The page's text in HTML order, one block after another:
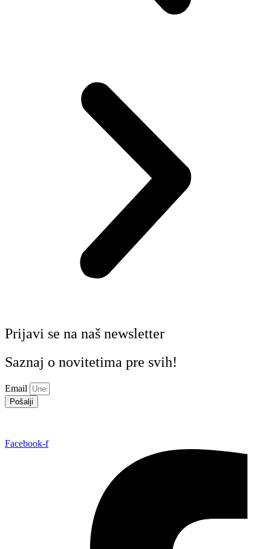
Prijavi se na naš newsletter
Saznaj o novitetima pre svih!
Email
Pošalji
Facebook-f